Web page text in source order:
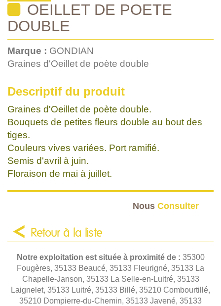
OEILLET DE POETE
DOUBLE
Marque : GONDIAN
Graines d'Oeillet de poète double
Descriptif du produit
Graines d'Oeillet de poète double.
Bouquets de petites fleurs double au bout des
tiges.
Couleurs vives variées. Port ramifié.
Semis d'avril à juin.
Floraison de mai à juillet.
Nous Consulter
Retour à la liste
Notre exploitation est située à proximité de : 35300
Fougères, 35133 Beaucé, 35133 Fleurigné, 35133 La
Chapelle-Janson, 35133 La Selle-en-Luitré, 35133
Laignelet, 35133 Luitré, 35133 Billé, 35210 Combourtillé,
35210 Dompierre-du-Chemin, 35133 Javené, 35133